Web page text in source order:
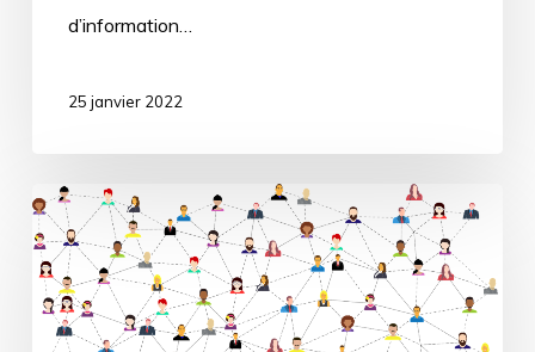
d’information…
25 janvier 2022
2ème
rencontre
régionale